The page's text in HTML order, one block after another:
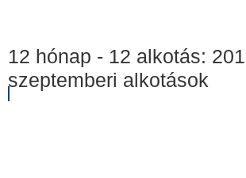
12 hónap - 12 alkotás:
szeptemberi alkotások